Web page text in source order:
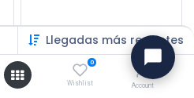
Llegadas más recientes
0
Wishlist Account
Gerber Cortapluma Paraframe Tanto
$93.589,93